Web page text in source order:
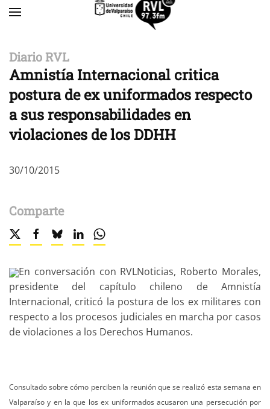
Diario RVL
Amnistía Internacional critica
postura de ex uniformados respecto
a sus responsabilidades en
violaciones de los DDHH
30/10/2015
Comparte
En conversación con RVLNoticias, Roberto Morales,
presidente del capítulo chileno de Amnistía
Internacional, criticó la postura de los ex militares con
respecto a los procesos judiciales en marcha por casos
de violaciones a los Derechos Humanos.
Consultado sobre cómo perciben la reunión que se realizó esta semana en
Valparaíso y en la que los ex uniformados acusaron una persecución por